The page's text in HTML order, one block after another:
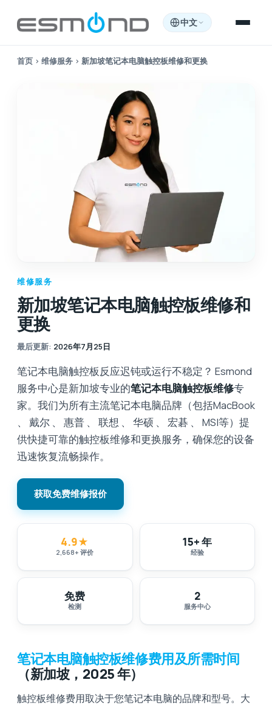
中文
首页 › 维修服务 › 新加坡笔记本电脑触控板维修和更换
维修服务
新加坡笔记本电脑触控板维修和
更换
最后更新: 2026年7月25日
笔记本电脑触控板反应迟钝或运行不稳定？ Esmond
服务中心是新加坡专业的笔记本电脑触控板维修专
家。我们为所有主流笔记本电脑品牌（包括MacBook
、 戴尔 、 惠普 、 联想 、 华硕 、 宏碁 、 MSI等）提
供快捷可靠的触控板维修和更换服务，确保您的设备
迅速恢复流畅操作。
获取免费维修报价
4.9★
2,668+评价
15+ 年
经验
免费
检测
2
服务中心
笔记本电脑触控板维修费用及所需时间
（新加坡，2025 年）
触控板维修费用取决于您笔记本电脑的品牌和型号。大